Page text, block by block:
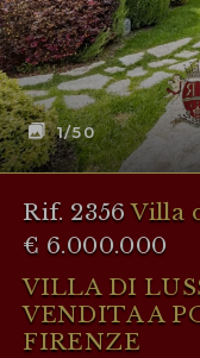
1/50
Rif. 2356Villa
€ 6.000.000
VILLA DI
VENDITA A
FIRENZE